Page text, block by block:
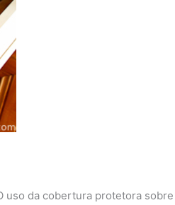
da cobertura protetora